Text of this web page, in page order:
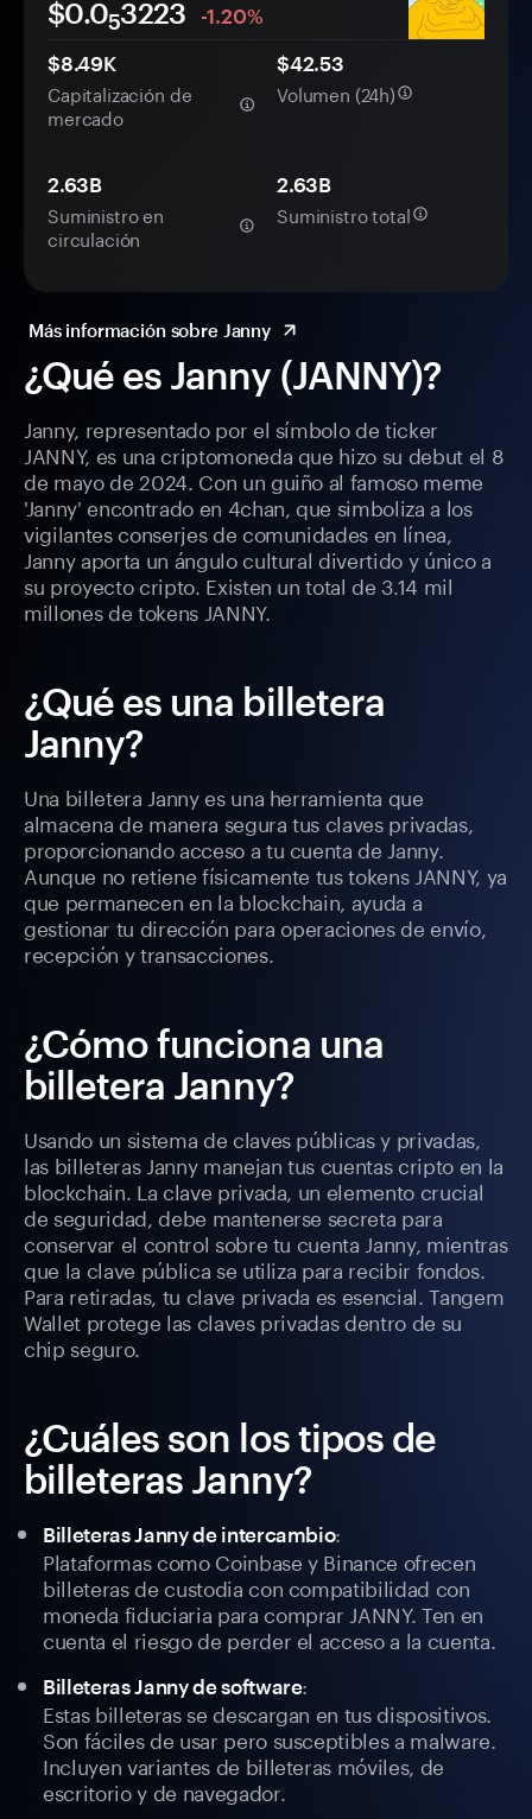
¿Qué es Janny (JANNY)?
Janny, representado por el símbolo de ticker
JANNY, es una criptomoneda que hizo su debut el 8
de mayo de 2024. Con un guiño al famoso meme
'Janny' encontrado en 4chan, que simboliza a los
vigilantes conserjes de comunidades en línea,
Janny aporta un ángulo cultural divertido y único a
su proyecto cripto. Existen un total de 3.14 mil
millones de tokens JANNY.
¿Qué es una billetera
Janny?
Una billetera Janny es una herramienta que
almacena de manera segura tus claves privadas,
proporcionando acceso a tu cuenta de Janny.
Aunque no retiene físicamente tus tokens JANNY, ya
que permanecen en la blockchain, ayuda a
gestionar tu dirección para operaciones de envío,
recepción y transacciones.
¿Cómo funciona una
billetera Janny?
Usando un sistema de claves públicas y privadas,
las billeteras Janny manejan tus cuentas cripto en la
blockchain. La clave privada, un elemento crucial
de seguridad, debe mantenerse secreta para
conservar el control sobre tu cuenta Janny, mientras
que la clave pública se utiliza para recibir fondos.
Para retiradas, tu clave privada es esencial. Tangem
Wallet protege las claves privadas dentro de su
chip seguro.
¿Cuáles son los tipos de
billeteras Janny?
Billeteras Janny de intercambio:
Plataformas como Coinbase y Binance ofrecen
billeteras de custodia con compatibilidad con
moneda fiduciaria para comprar JANNY. Ten en
cuenta el riesgo de perder el acceso a la cuenta.
Billeteras Janny de software:
Estas billeteras se descargan en tus dispositivos.
Son fáciles de usar pero susceptibles a malware.
Incluyen variantes de billeteras móviles, de
escritorio y de navegador.
$0.053223
-1.20%
$8.49K
Capitalización de
mercado
$42.53
Volumen (24h)
2.63B
Suministro en
circulación
2.63B
Suministro total
Más información sobre Janny